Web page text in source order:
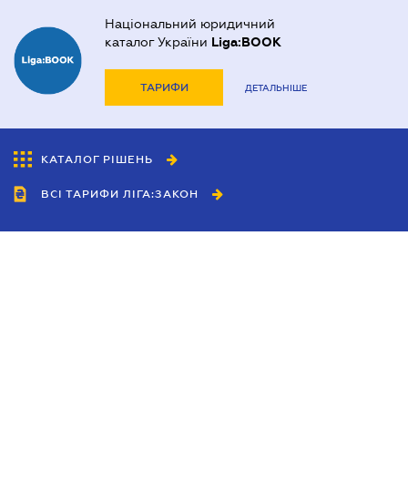
Національний юридичний
каталог України Liga:BOOK
ТАРИФИ ДЕТАЛЬНІШЕ
КАТАЛОГ РІШЕНЬ
ВСІ ТАРИФИ ЛІГА:ЗАКОН